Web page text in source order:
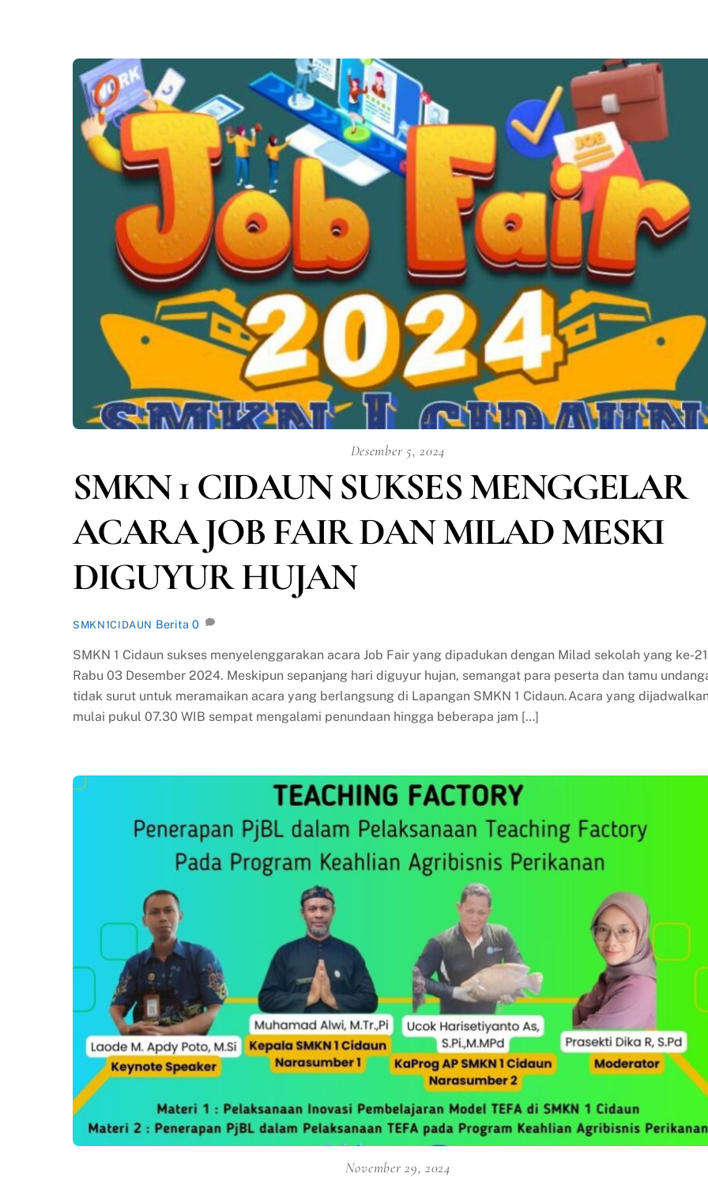
Desember 5, 2024
SMKN 1 CIDAUN SUKSES MENGGELAR
ACARA JOB FAIR DAN MILAD MESKI
DIGUYUR HUJAN
SMKN1CIDAUN Berita 0
SMKN 1 Cidaun sukses menyelenggarakan acara Job Fair yang dipadukan dengan Milad sekolah yang ke-
Rabu 03 Desember 2024. Meskipun sepanjang hari diguyur hujan, semangat para peserta dan tamu
tidak surut untuk meramaikan acara yang berlangsung di Lapangan SMKN 1 Cidaun.Acara yang
mulai pukul 07.30 WIB sempat mengalami penundaan hingga beberapa jam […]
November 29, 2024